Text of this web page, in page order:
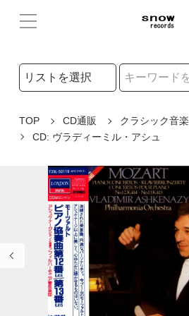
検索リストの選択
TOP CD通販
クラシック音楽
CD: ヴラディーミル・アシュ